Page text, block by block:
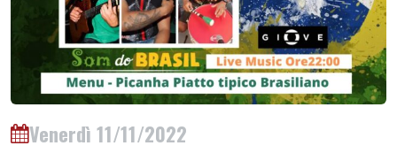
Venerdì 11/11/2022